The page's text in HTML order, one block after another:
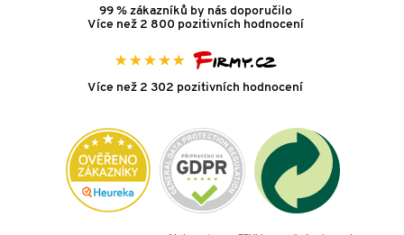
99 % zákazníků by nás doporučilo
Více než 2 800 pozitivních hodnocení
Více než 2 302 pozitivních hodnocení